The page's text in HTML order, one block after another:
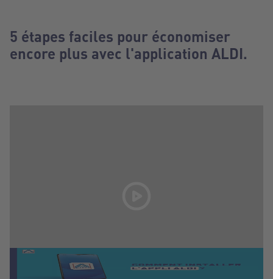
5 étapes faciles pour économiser
encore plus avec l'application ALDI.